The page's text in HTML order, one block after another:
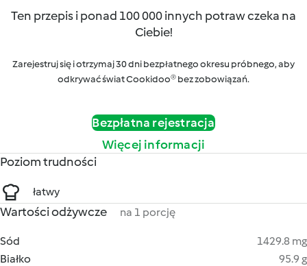
Ten przepis i ponad 100 000 innych potraw czeka na
Ciebie!
Zarejestruj się i otrzymaj 30 dni bezpłatnego okresu próbnego, aby
odkrywać świat Cookidoo® bez zobowiązań.
Bezpłatna rejestracja
Więcej informacji
Poziom trudności
łatwy
Wartości odżywcze na 1 porcję
Sód
1429.8 mg
Białko
95.9 g